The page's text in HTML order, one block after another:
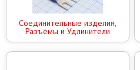
Соединительные изделия,
Разъёмы и Удлинители